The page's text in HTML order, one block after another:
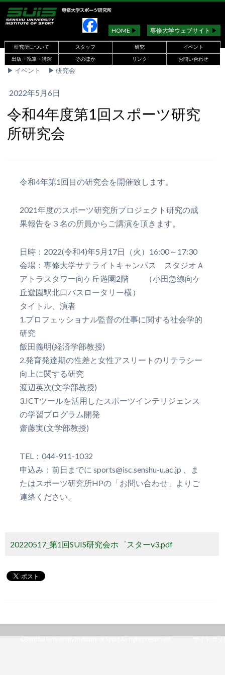
HOME ▶︎ 専修大学ウェブサイト ▶︎
研究所について スタッフ 研究
イベント
出版・執筆・講演
そのほか リンク お問い合わせ
▶︎ イベント ▶︎ 研究会
2022年5月6日
令和4年度第1回スポーツ研究
所研究会
令和4年第1回目の研究会を開催致します。
2021年度のスポーツ研究所プロジェクト研究の成
果報告を３名の所員からご講演を頂きます。
日時：2022(令和4)年5月17日（火）16:00～17:30
会場：専修大学サテライトキャンパス スタジオＡ
アトラスタワー向ケ丘遊園2階 （小田急線向ケ
丘遊園駅北口バスロータリー横）
タイトル、演者
1.プロフェッショナル監督の仕事に関する社会学的
研究
飯田義明(経済学部教授)
2.発育発達期の性差と女性アスリートのリテラシー
向上に関する研究
渡辺英次(文学部教授)
3.ICTツールを活用したスポーツインテリジェンス
の学習プログラム開発
齋藤実(文学部教授)
TEL：044-911-1032
申込み：前日までに sports@isc.senshu-u.ac.jp 、ま
たはスポーツ研究所HPの「お問い合わせ」よりご
連絡ください。
20220517_第1回SUIS研究会ホ゜スターv3.pdf